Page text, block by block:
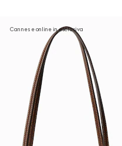
Cannes e online in esclusiva